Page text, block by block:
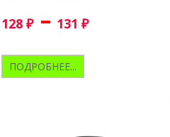
128 ₽ – 131 ₽
ПОДРОБНЕЕ...